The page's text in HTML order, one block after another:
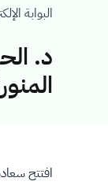
البوابة
د.
افتتح